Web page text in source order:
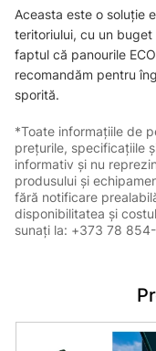
Aceasta este o soluție
teritoriului, cu un
faptul că panourile
recomandăm pentru
sporită.
*Toate informațiile de
prețurile, specificațiile
informativ și nu
produsului și
fără notificare
disponibilitatea și
sunați la: +373 78